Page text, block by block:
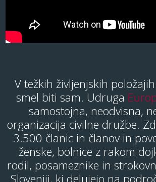
V težkih življenjskih
smel biti sam. Udruga
samostojna, neodvisna,
organizacija civilne družbe.
3.500 članic in članov in
ženske, bolnice z rakom
rodil, posameznike in
Sloveniji, ki delujejo na